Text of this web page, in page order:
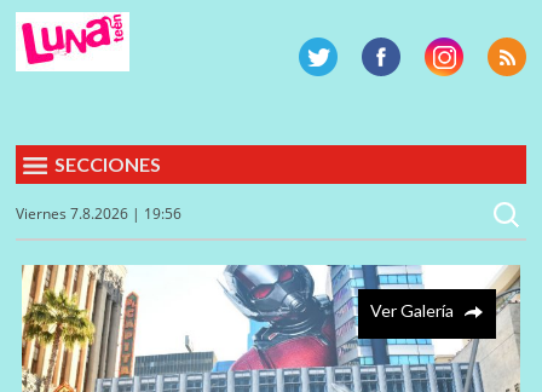
SECCIONES
Viernes 7.8.2026 | 19:56
Ver Galería